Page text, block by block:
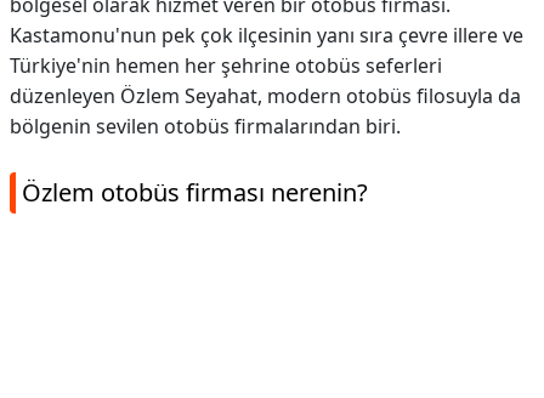
Kastamonu'nun pek çok ilçesinin yanı sıra çevre illere ve
Türkiye'nin hemen her şehrine otobüs seferleri
düzenleyen Özlem Seyahat, modern otobüs filosuyla da
bölgenin sevilen otobüs firmalarından biri.
Özlem otobüs firması nerenin?